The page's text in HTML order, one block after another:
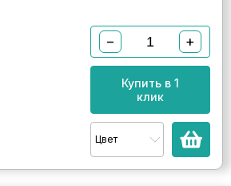
− +
Купить в 1
клик
Цвет